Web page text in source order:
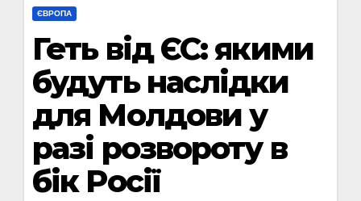
ЄВРОПА
Геть від ЄС: якими
будуть наслідки
для Молдови у
разі розвороту в
бік Росії